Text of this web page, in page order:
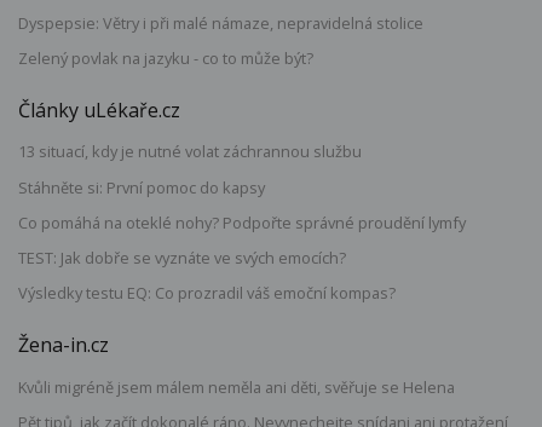
Dyspepsie: Větry i při malé námaze, nepravidelná stolice
Zelený povlak na jazyku - co to může být?
Články uLékaře.cz
13 situací, kdy je nutné volat záchrannou službu
Stáhněte si: První pomoc do kapsy
Co pomáhá na oteklé nohy? Podpořte správné proudění lymfy
TEST: Jak dobře se vyznáte ve svých emocích?
Výsledky testu EQ: Co prozradil váš emoční kompas?
Žena-in.cz
Kvůli migréně jsem málem neměla ani děti, svěřuje se Helena
Pět tipů, jak začít dokonalé ráno. Nevynechejte snídani ani protažení